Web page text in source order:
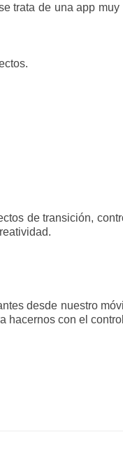
trata de una app
de transición,
desde nuestro
hacernos con el